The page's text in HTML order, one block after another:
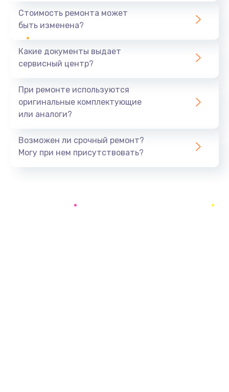
1440 руб.
Ремонт южного моста
Замена батарейки BIOS
Заказать
Стоимость ремонта может
быть изменена?
Какие документы выдает
сервисный центр?
При ремонте используются
оригинальные комплектующие
или аналоги?
Возможен ли срочный ремонт?
Могу при нем присутствовать?